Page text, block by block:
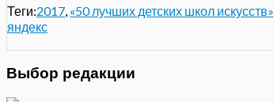
Теги:2017 «50 лучших детских школ искусств»
яндекс
Выбор редакции